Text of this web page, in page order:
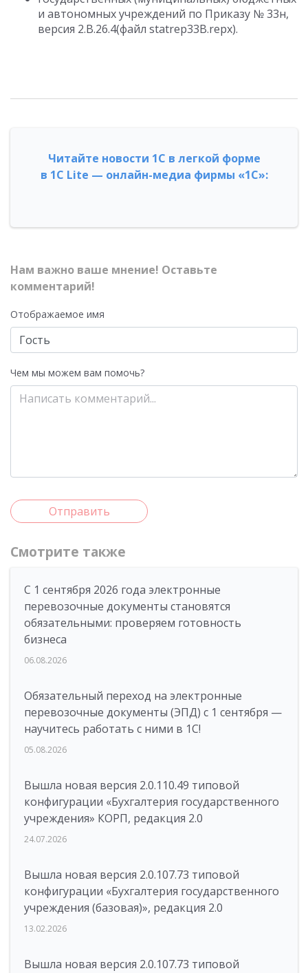
и автономных учреждений по Приказу № 33н,
версия 2.B.26.4(файл statrep33B.repx).
Читайте новости 1С в легкой форме
в 1С Lite — онлайн-медиа фирмы «1С»:
Нам важно ваше мнение! Оставьте
комментарий!
Отображаемое имя
Чем мы можем вам помочь?
Отправить
Смотрите также
С 1 сентября 2026 года электронные
перевозочные документы становятся
обязательными: проверяем готовность
бизнеса
06.08.2026
Обязательный переход на электронные
перевозочные документы (ЭПД) с 1 сентября —
научитесь работать с ними в 1С!
05.08.2026
Вышла новая версия 2.0.110.49 типовой
конфигурации «Бухгалтерия государственного
учреждения» КОРП, редакция 2.0
24.07.2026
Вышла новая версия 2.0.107.73 типовой
конфигурации «Бухгалтерия государственного
учреждения (базовая)», редакция 2.0
13.02.2026
Вышла новая версия 2.0.107.73 типовой